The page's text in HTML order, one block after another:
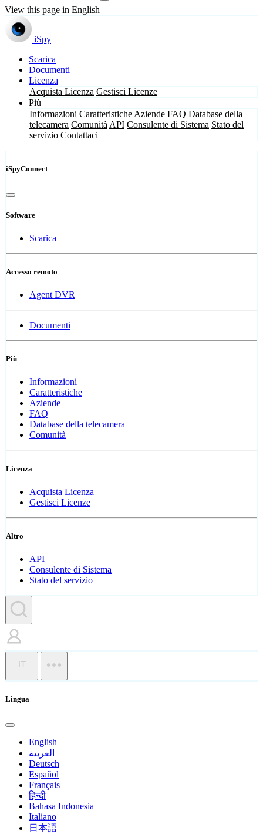
View this page in English
iSpy
Scarica
Documenti
Licenza
Acquista Licenza Gestisci Licenze
Più
Informazioni Caratteristiche Aziende FAQ Database della
telecamera Comunità API Consulente di Sistema Stato del
servizio Contattaci
iSpyConnect
Software
Scarica
Accesso remoto
Agent DVR
Documenti
Più
Informazioni
Caratteristiche
Aziende
FAQ
Database della telecamera
Comunità
Licenza
Acquista Licenza
Gestisci Licenze
Altro
API
Consulente di Sistema
Stato del servizio
IT
Lingua
English
العربية
Deutsch
Español
Français
हिन्दी
Bahasa Indonesia
Italiano
日本語